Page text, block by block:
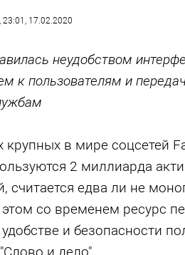
23:01, 17.02.2020
неудобством
к пользователям и
в мире соцсетей
2 миллиарда
считается едва ли не
со временем ресурс
и безопасности